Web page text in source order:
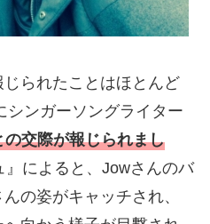
られたことはほとんど
シンガーソングライター
交際が報じられまし
によると、Jowさんのバ
の姿がキャッチされ、